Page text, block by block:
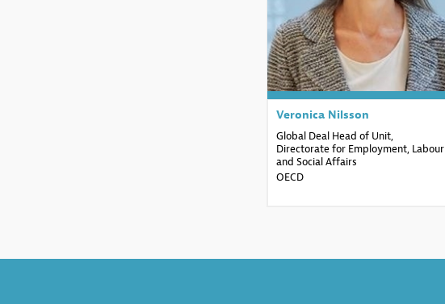
Veronica Nilsson
Global Deal Head of Unit,
Directorate for Employment, Labour
and Social Affairs
OECD